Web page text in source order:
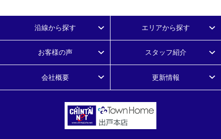
沿線から探す エリアから探す
お客様の声 スタッフ紹介
会社概要 更新情報